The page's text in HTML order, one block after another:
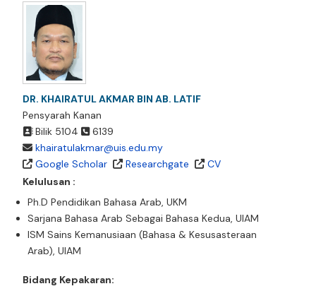
DR. KHAIRATUL AKMAR BIN AB. LATIF
Pensyarah Kanan
Bilik 5104
6139
khairatulakmar@uis.edu.my
Google Scholar
Researchgate
CV
Kelulusan :
Ph.D Pendidikan Bahasa Arab, UKM
Sarjana Bahasa Arab Sebagai Bahasa Kedua, UIAM
ISM Sains Kemanusiaan (Bahasa & Kesusasteraan
Arab), UIAM
Bidang Kepakaran: